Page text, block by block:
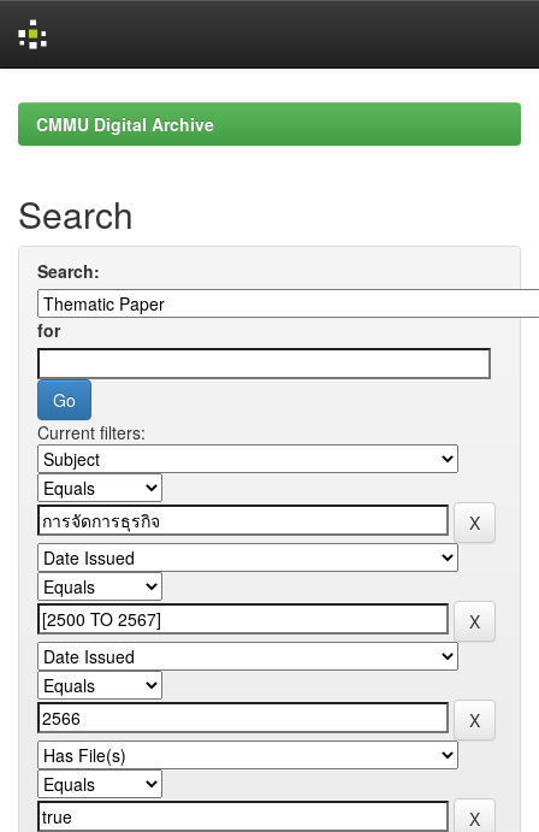
navigationCMMU Digital Archive
Search
Search:
for
Current filters: